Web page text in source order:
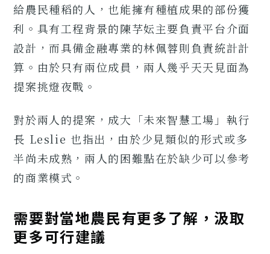
給農民種稻的人，也能擁有種植成果的部份獲
利。具有工程背景的陳芓妘主要負責平台介面
設計，而具備金融專業的林佩蓉則負責統計計
算。由於只有兩位成員，兩人幾乎天天見面為
提案挑燈夜戰。
對於兩人的提案，成大「未來智慧工場」執行
長 Leslie 也指出，由於少見類似的形式或多
半尚未成熟，兩人的困難點在於缺少可以參考
的商業模式。
需要對當地農民有更多了解，汲取
更多可行建議